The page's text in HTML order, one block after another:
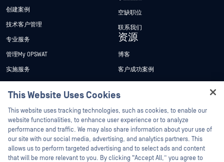
创建案例
技术客户管理
专业服务
管理My OPSWAT
实施服务
技术文档
培训
漏洞计划
合作伙伴
认证
空缺职位
联系我们
资源
博客
客户成功案例
新闻报道
活动
网络研讨会
产品型录
白皮书
This Website Uses Cookies
This website uses tracking technologies, such as cookies, to enable our
website functionalities, to enhance user experience or to analyze
performance and traffic. We may also share information about your use of
our site with our social media, advertising, and analytics partners. This
allows us to perform targeted advertising and to select ads and content
that will be more relevant to you. By clicking “Accept All,” you agree to
Hey there!
I'm Ozzy, your OPSWAT virtual assistant.
How can I help you secure what's critical
today?